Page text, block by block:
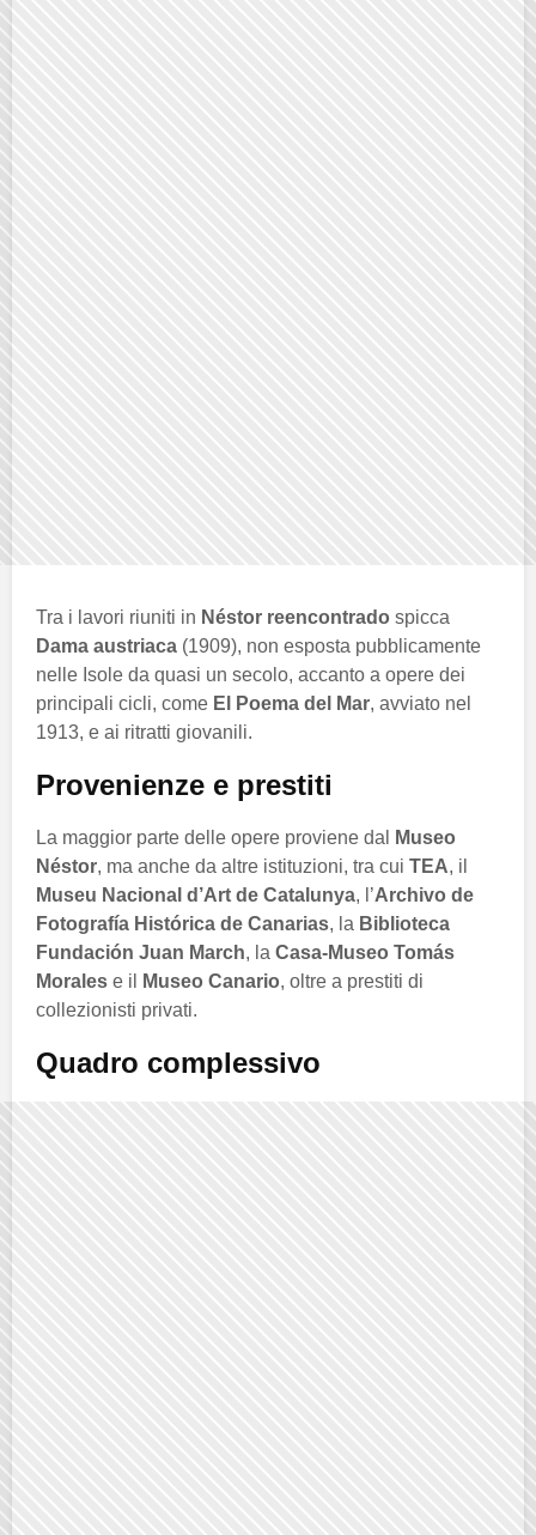
Tra i lavori riuniti in Néstor reencontrado spicca
Dama austriaca (1909), non esposta pubblicamente
nelle Isole da quasi un secolo, accanto a opere dei
principali cicli, come El Poema del Mar, avviato nel
1913, e ai ritratti giovanili.
Provenienze e prestiti
La maggior parte delle opere proviene dal
Museo
Néstor, ma anche da altre istituzioni, tra cui TEA, il
Museu Nacional d’Art de Catalunya, l’Archivo de
Fotografía Histórica de Canarias, la Biblioteca
Fundación Juan March, la Casa-Museo Tomás
Morales e il Museo Canario, oltre a prestiti di
collezionisti privati.
Quadro complessivo